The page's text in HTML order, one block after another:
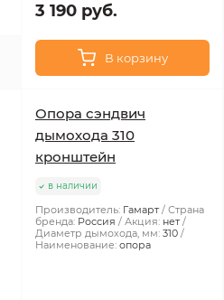
3 190 руб.
В корзину
Опора сэндвич
дымохода 310
кронштейн
в наличии
Производитель: Гамарт
Страна
бренда: Россия Акция: нет
Диаметр дымохода, мм: 310
Наименование: опора